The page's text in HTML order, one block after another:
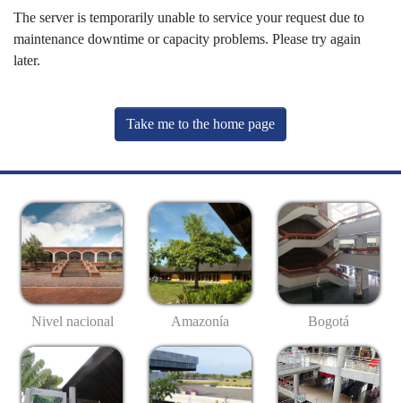
The server is temporarily unable to service your request due to
maintenance downtime or capacity problems. Please try again
later.
Take me to the home page
Nivel nacional Amazonía Bogotá